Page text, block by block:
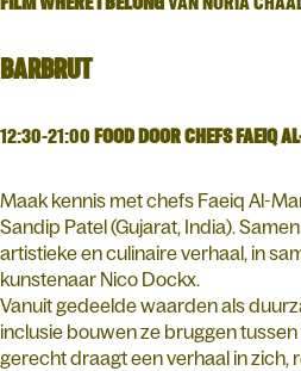
BARBRUT
12:30-21:00FOOD DOOR CHEFS FAEIQ
Maak kennis met chefs Faeiq Al-
Sandip Patel (Gujarat, India).
artistieke en culinaire verhaal, in
kunstenaar Nico Dockx.
Vanuit gedeelde waarden als
inclusie bouwen ze bruggen
gerecht draagt een verhaal in zich,